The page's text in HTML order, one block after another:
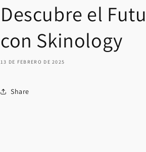
Descubre el
con Skinology
13 DE FEBRERO DE 2025
Share